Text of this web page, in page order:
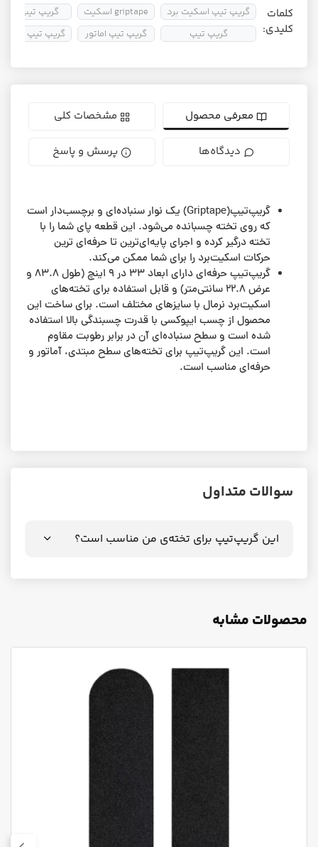
کلمات
کلیدی:
گریپ تیپ اسکیت برد
گریپ تیپ
griptape اسکیت
گریپ تیپ اماتور
گریپ تیپ ارزان
گریپ تیپ
معرفی محصول مشخصات کلی
دیدگاه‌ها پرسش و پاسخ
گریپ‌تیپ(Griptape) یک نوار سنباده‌ای و برچسب‌دار است
که روی تخته چسبانده می‌شود. این قطعه پای شما را با
تخته درگیر کرده و اجرای پایه‌ای‌ترین تا حرفه‌ای ترین
حرکات اسکیت‌برد را برای شما ممکن می‌کند.
گریپ‌تیپ حرفه‌ای دارای ابعاد ۳۳ در ۹ اینچ (طول ۸۳.۸ و
عرض ۲۲.۸ سانتی‌متر) و قابل استفاده برای تخته‌های
اسکیت‌برد نرمال با سایزهای مختلف است. برای ساخت این
محصول از چسب ایپوکسی با قدرت چسبندگی بالا استفاده
شده است و سطح سنباده‌ای آن در برابر رطوبت مقاوم
است. این گریپ‌تیپ برای تخته‌های سطح مبتدی، آماتور و
حرفه‌ای مناسب است.
سوالات متداول
این گریپ‌تیپ برای تخته‌ی من مناسب است؟
محصولات مشابه